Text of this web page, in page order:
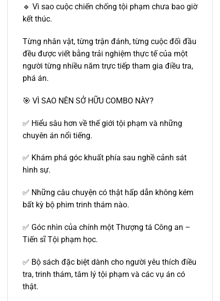
🔹 Vì sao cuộc chiến chống tội phạm chưa bao giờ
kết thúc.
Từng nhân vật, từng trận đánh, từng cuộc đối đầu
đều được viết bằng trải nghiệm thực tế của một
người từng nhiều năm trực tiếp tham gia điều tra,
phá án.
🎯 VÌ SAO NÊN SỞ HỮU COMBO NÀY?
✅ Hiểu sâu hơn về thế giới tội phạm và những
chuyên án nổi tiếng.
✅ Khám phá góc khuất phía sau nghề cảnh sát
hình sự.
✅ Những câu chuyện có thật hấp dẫn không kém
bất kỳ bộ phim trinh thám nào.
✅ Góc nhìn của chính một Thượng tá Công an –
Tiến sĩ Tội phạm học.
✅ Bộ sách đặc biệt dành cho người yêu thích điều
tra, trinh thám, tâm lý tội phạm và các vụ án có
thật.